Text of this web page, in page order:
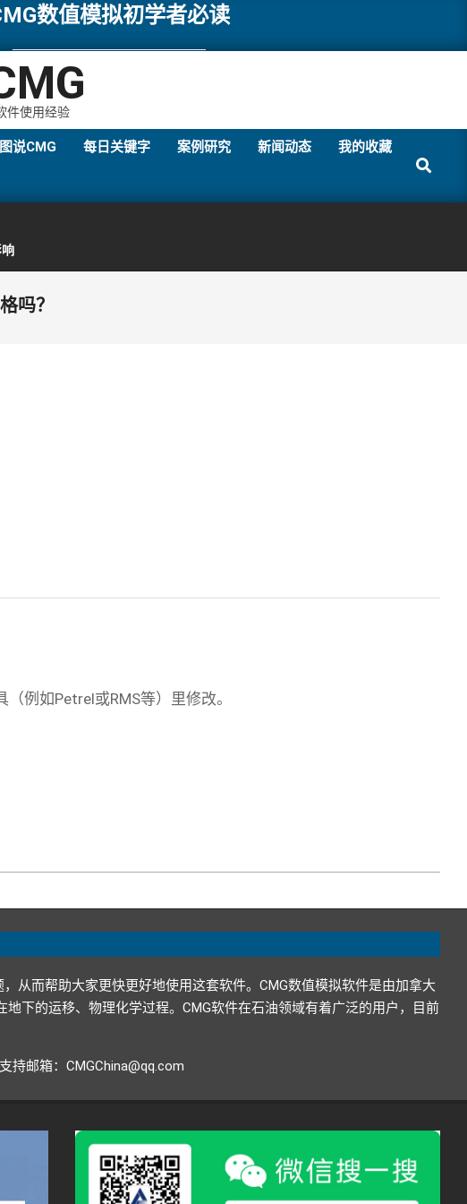
数值模拟初学者必读
件使用经验
图说CMG 每日关键字 案例研究 新闻动态 我的收藏
Search
吗？
例如Petrel或RMS等）里修改。
从而帮助大家更快更好地使用这套软件。CMG数值模拟软件是由加拿大
下的运移、物理化学过程。CMG软件在石油领域有着广泛的用户，目前
持邮箱：CMGChina@qq.com